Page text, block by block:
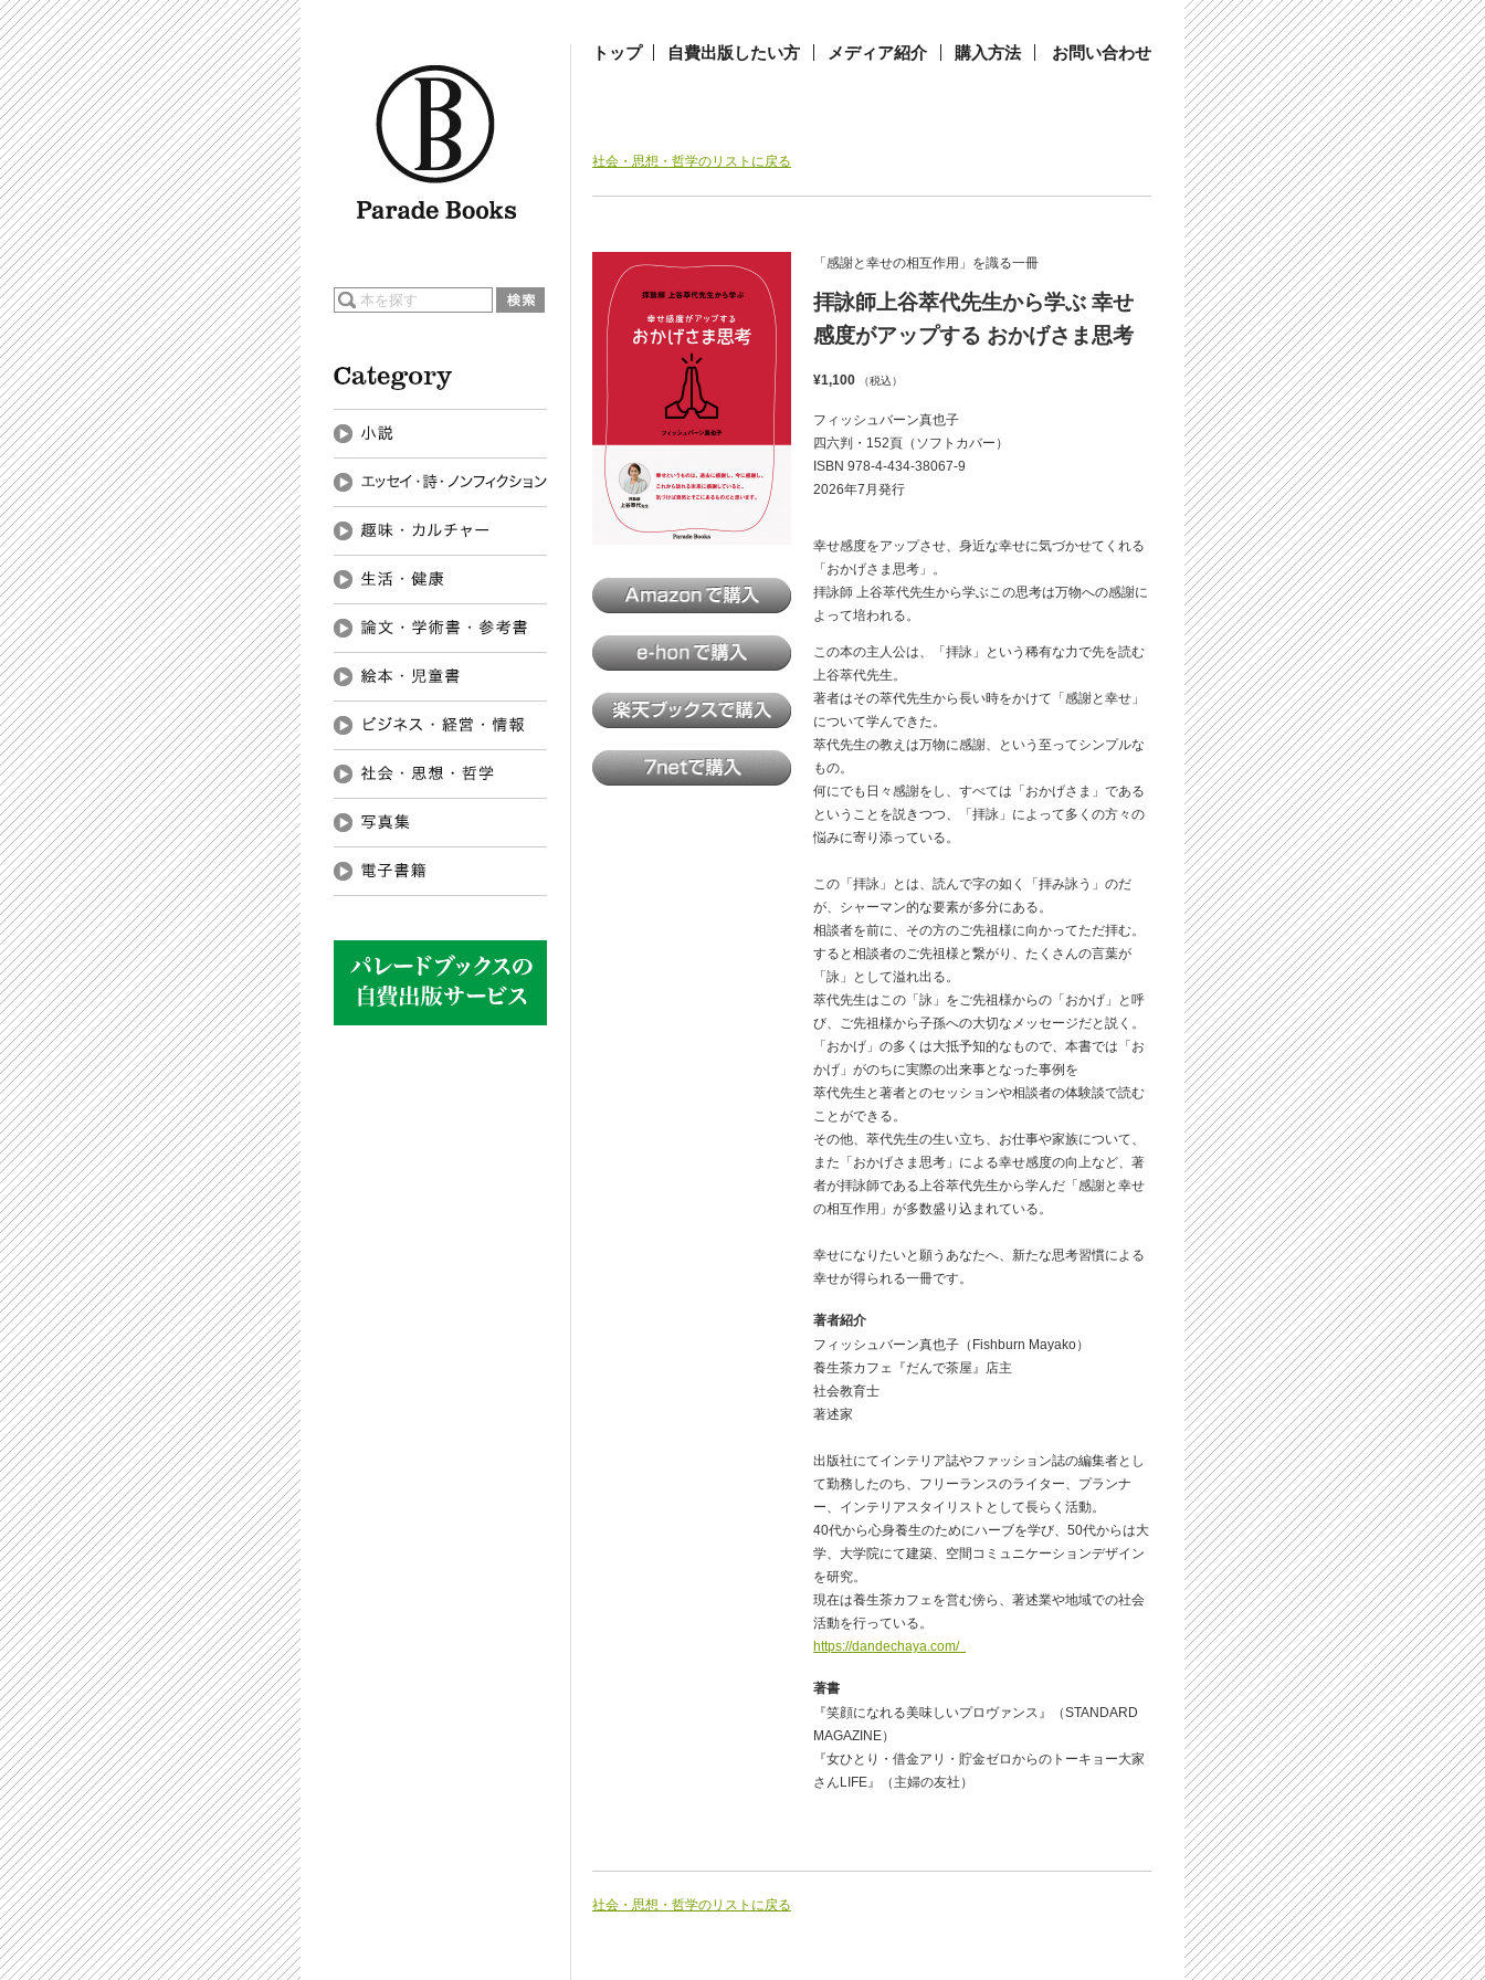
トップ 自費出版したい方 メディア紹介 購入方法 お問い合わせ
社会・思想・哲学のリストに戻る
「感謝と幸せの相互作用」を識る一冊
拝詠師上谷萃代先生から学ぶ 幸せ
感度がアップする おかげさま思考
¥1,100 （税込）
フィッシュバーン真也子
四六判・152頁（ソフトカバー）
ISBN 978-4-434-38067-9
2026年7月発行
幸せ感度をアップさせ、身近な幸せに気づかせてくれる
「おかげさま思考」。
拝詠師 上谷萃代先生から学ぶこの思考は万物への感謝に
よって培われる。
この本の主人公は、「拝詠」という稀有な力で先を読む
上谷萃代先生。
著者はその萃代先生から長い時をかけて「感謝と幸せ」
について学んできた。
萃代先生の教えは万物に感謝、という至ってシンプルな
もの。
何にでも日々感謝をし、すべては「おかげさま」である
ということを説きつつ、「拝詠」によって多くの方々の
悩みに寄り添っている。
この「拝詠」とは、読んで字の如く「拝み詠う」のだ
が、シャーマン的な要素が多分にある。
相談者を前に、その方のご先祖様に向かってただ拝む。
すると相談者のご先祖様と繋がり、たくさんの言葉が
「詠」として溢れ出る。
萃代先生はこの「詠」をご先祖様からの「おかげ」と呼
び、ご先祖様から子孫への大切なメッセージだと説く。
「おかげ」の多くは大抵予知的なもので、本書では「お
かげ」がのちに実際の出来事となった事例を
萃代先生と著者とのセッションや相談者の体験談で読む
ことができる。
その他、萃代先生の生い立ち、お仕事や家族について、
また「おかげさま思考」による幸せ感度の向上など、著
者が拝詠師である上谷萃代先生から学んだ「感謝と幸せ
の相互作用」が多数盛り込まれている。
幸せになりたいと願うあなたへ、新たな思考習慣による
幸せが得られる一冊です。
著者紹介
フィッシュバーン真也子（Fishburn Mayako）
養生茶カフェ『だんで茶屋』店主
社会教育士
著述家
出版社にてインテリア誌やファッション誌の編集者とし
て勤務したのち、フリーランスのライター、プランナ
ー、インテリアスタイリストとして長らく活動。
40代から心身養生のためにハーブを学び、50代からは大
学、大学院にて建築、空間コミュニケーションデザイン
を研究。
現在は養生茶カフェを営む傍ら、著述業や地域での社会
活動を行っている。
https://dandechaya.com/
著書
『笑顔になれる美味しいプロヴァンス』（STANDARD
MAGAZINE）
『女ひとり・借金アリ・貯金ゼロからのトーキョー大家
さんLIFE』（主婦の友社）
社会・思想・哲学のリストに戻る